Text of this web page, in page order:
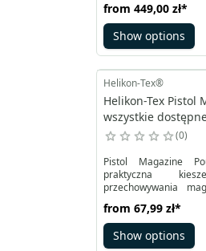
zapewniając mu
funkcjonalność.
opracowany
czterech kierunkach
NyCo, ale został
from 449,00 zł*
Show options
Helikon-Tex®
Helikon-Tex Pistol
wszystkie
0
Pistol Magazine
praktyczna
przechowywania
funkcjonalna
konstrukcją w
na klapę za pomocą
from 67,99 zł*
Show options